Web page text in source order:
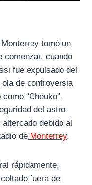
tomó un
comenzar, cuando
fue expulsado del
ola de controversia
“Cheuko”,
del astro
debido al
de Monterrey.
rápidamente,
fuera del